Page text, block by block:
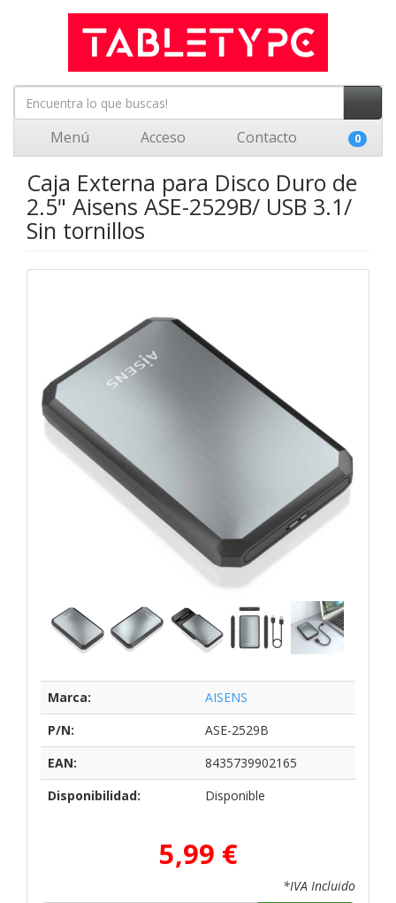
Menú Acceso Contacto 0
Caja Externa para Disco Duro de
2.5" Aisens ASE-2529B/ USB 3.1/
Sin tornillos
Marca:
AISENS
P/N:
ASE-2529B
EAN:
8435739902165
Disponibilidad:
Disponible
5,99 €
*IVA Incluido